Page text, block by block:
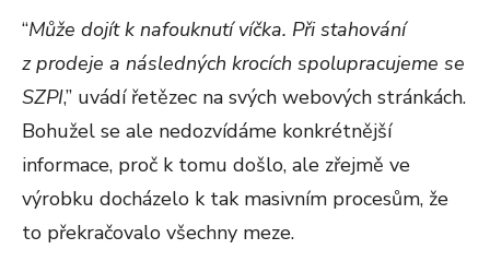
“Může dojít k nafouknutí víčka. Při stahování
z prodeje a následných krocích spolupracujeme se
SZPI,” uvádí řetězec na svých webových stránkách.
Bohužel se ale nedozvídáme konkrétnější
informace, proč k tomu došlo, ale zřejmě ve
výrobku docházelo k tak masivním procesům, že
to překračovalo všechny meze.